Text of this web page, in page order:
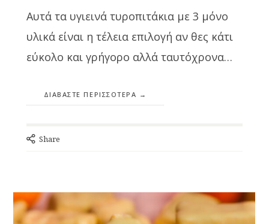
Αυτά τα υγιεινά τυροπιτάκια με 3 μόνο
υλικά είναι η τέλεια επιλογή αν θες κάτι
εύκολο και γρήγορο αλλά ταυτόχρονα…
ΔΙΑΒΆΣΤΕ ΠΕΡΙΣΣΌΤΕΡΑ
Share